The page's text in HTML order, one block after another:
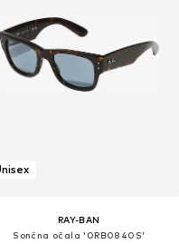
RAY-BAN
Sončna očala '0RB0840S'